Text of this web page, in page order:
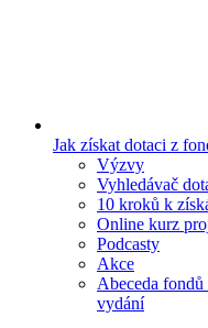
Jak získat dotaci z
Výzvy
Vyhledávač
10 kroků k
Online kurz
Podcasty
Akce
Abeceda
vydání